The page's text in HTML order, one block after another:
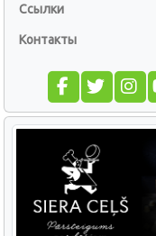
Ссылки
Контакты